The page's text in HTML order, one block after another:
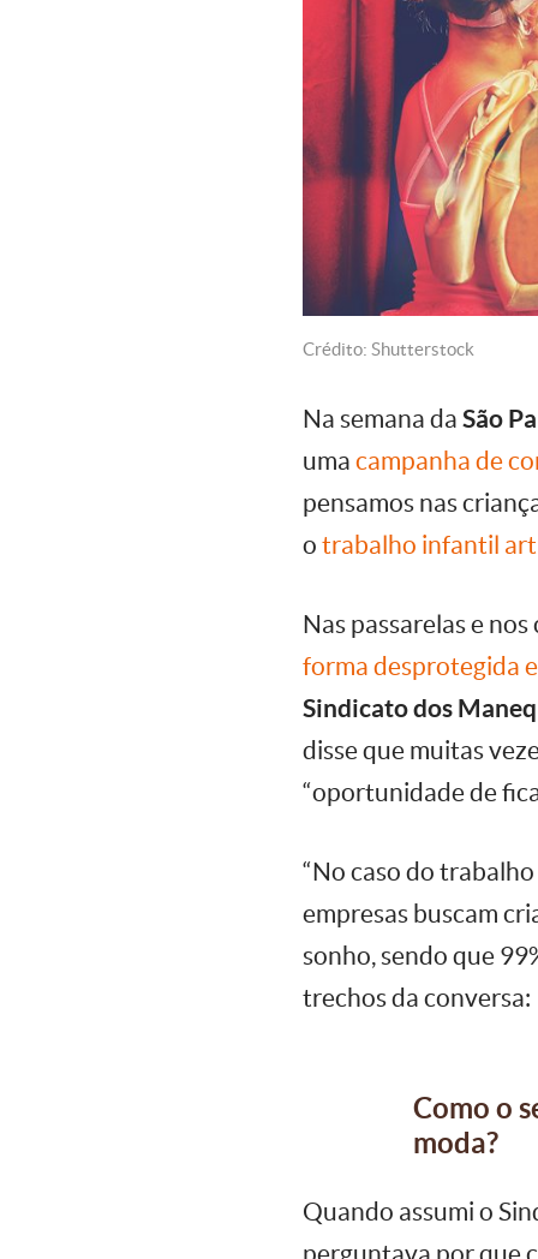
Crédito: Shutterstock
Na semana da São
uma campanha de
pensamos nas
o trabalho infantil
Nas passarelas e
forma desprotegida
Sindicato dos
disse que muitas
“oportunidade de
“No caso do
empresas buscam
sonho, sendo que
trechos da conversa:
Como o
moda?
Quando assumi o
perguntava por que